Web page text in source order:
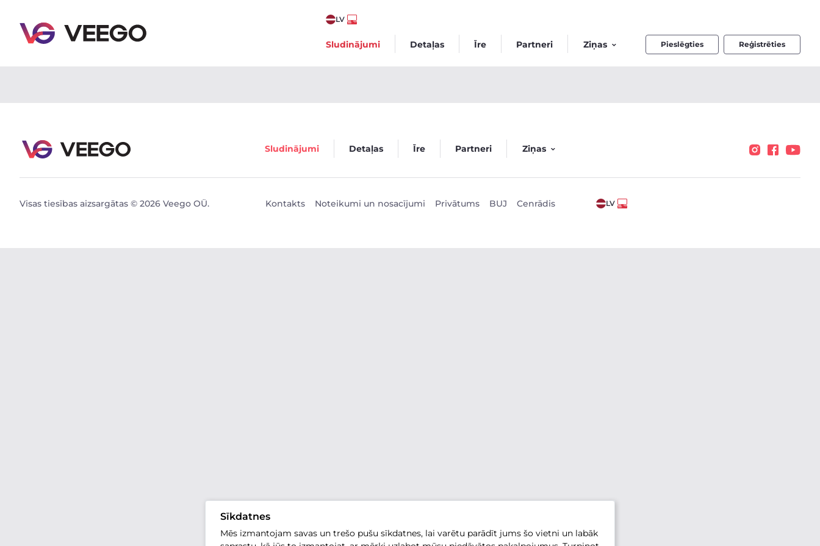
LV
Sludinājumi Detaļas Īre Partneri Ziņas Pieslēgties Reģistrēties
Sīkdatnes
Mēs izmantojam savas un trešo pušu sīkdatnes, lai varētu parādīt jums šo vietni un labāk
Sludinājumi Detaļas Īre Partneri Ziņas
Visas tiesības aizsargātas © 2026 Veego OÜ. Kontakts Noteikumi un nosacījumi Privātums BUJ Cenrādis LV